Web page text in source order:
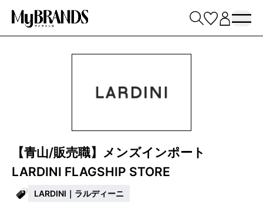
【青山/販売職】メンズインポート
LARDINI FLAGSHIP STORE
LARDINI｜ラルディーニ